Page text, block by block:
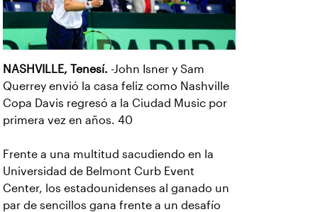
NASHVILLE, Tenesí. -John Isner y Sam
Querrey envió la casa feliz como Nashville
Copa Davis regresó a la Ciudad Music por
primera vez en años. 40
Frente a una multitud sacudiendo en la
Universidad de Belmont Curb Event
Center, los estadounidenses al ganado un
par de sencillos gana frente a un desafío